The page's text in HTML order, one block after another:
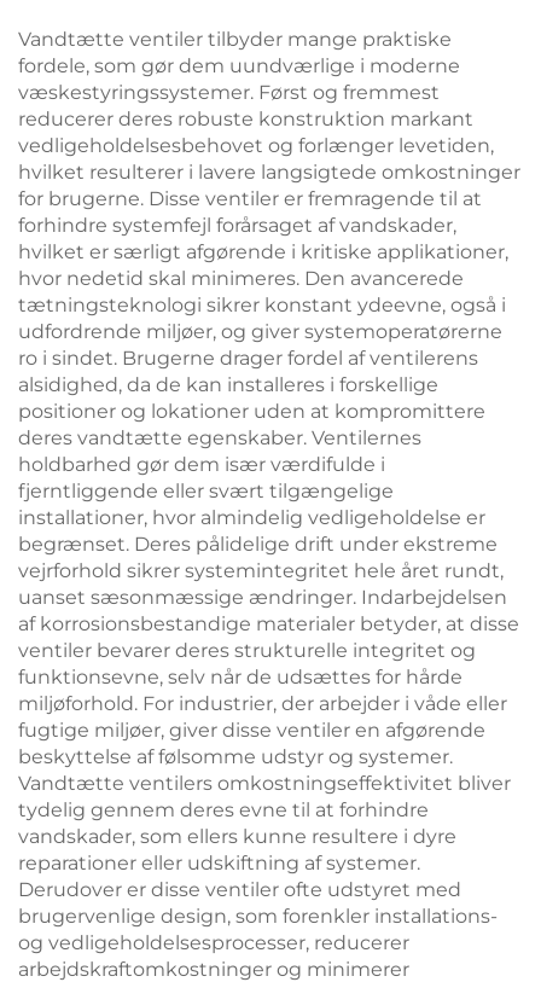
Vandtætte ventiler tilbyder mange praktiske
fordele, som gør dem uundværlige i moderne
væskestyringssystemer. Først og fremmest
reducerer deres robuste konstruktion markant
vedligeholdelsesbehovet og forlænger levetiden,
hvilket resulterer i lavere langsigtede omkostninger
for brugerne. Disse ventiler er fremragende til at
forhindre systemfejl forårsaget af vandskader,
hvilket er særligt afgørende i kritiske applikationer,
hvor nedetid skal minimeres. Den avancerede
tætningsteknologi sikrer konstant ydeevne, også i
udfordrende miljøer, og giver systemoperatørerne
ro i sindet. Brugerne drager fordel af ventilerens
alsidighed, da de kan installeres i forskellige
positioner og lokationer uden at kompromittere
deres vandtætte egenskaber. Ventilernes
holdbarhed gør dem især værdifulde i
fjerntliggende eller svært tilgængelige
installationer, hvor almindelig vedligeholdelse er
begrænset. Deres pålidelige drift under ekstreme
vejrforhold sikrer systemintegritet hele året rundt,
uanset sæsonmæssige ændringer. Indarbejdelsen
af korrosionsbestandige materialer betyder, at disse
ventiler bevarer deres strukturelle integritet og
funktionsevne, selv når de udsættes for hårde
miljøforhold. For industrier, der arbejder i våde eller
fugtige miljøer, giver disse ventiler en afgørende
beskyttelse af følsomme udstyr og systemer.
Vandtætte ventilers omkostningseffektivitet bliver
tydelig gennem deres evne til at forhindre
vandskader, som ellers kunne resultere i dyre
reparationer eller udskiftning af systemer.
Derudover er disse ventiler ofte udstyret med
brugervenlige design, som forenkler installations-
og vedligeholdelsesprocesser, reducerer
arbejdskraftomkostninger og minimerer